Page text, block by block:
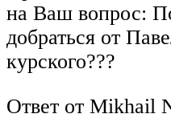
на Ваш вопрос:
добраться от
курского???
Ответ от Mikhail